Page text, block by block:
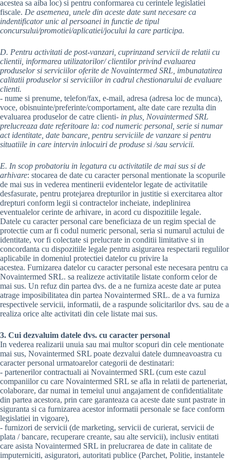
acestea sa aiba loc) si pentru conformarea cu cerintele legislatiei
fiscale. De asemenea, unele din aceste date sunt necesare ca
indentificator unic al persoanei in functie de tipul
concursului/promotiei/aplicatiei/jocului la care participa.
D. Pentru activitati de post-vanzari, cuprinzand servicii de relatii cu
clientii, informarea utilizatorilor/ clientilor privind evaluarea
produselor si serviciilor oferite de Novaintermed SRL, imbunatatirea
calitatii produselor si serviciilor in cadrul chestionarului de evaluare
clienti.
- nume si prenume, telefon/fax, e-mail, adresa (adresa loc de munca),
voce, obisnuinte/preferinte/comportament, alte date care rezulta din
evaluarea produselor de catre clienti- in plus, Novaintermed SRL
prelucreaza date referitoare la: cod numeric personal, serie si numar
act identitate, date bancare, pentru serviciile de vanzare si pentru
situatiile in care intervin inlocuiri de produse si /sau servicii.
E. In scop probatoriu in legatura cu activitatile de mai sus si de
arhivare: stocarea de date cu caracter personal mentionate la scopurile
de mai sus in vederea mentinerii evidentelor legate de activitatile
desfasurate, pentru protejarea drepturilor in justitie si exercitarea altor
drepturi conform legii si contractelor incheiate, indeplinirea
eventualelor cerinte de arhivare, in acord cu dispozitiile legale.
Datele cu caracter personal care beneficiaza de un regim special de
protectie cum ar fi codul numeric personal, seria si numarul actului de
identitate, vor fi colectate si prelucrate in conditii limitative si in
concordanta cu dispozitiile legale pentru asigurarea respectarii regulilor
aplicabile in domeniul protectiei datelor cu privire la
acestea. Furnizarea datelor cu caracter personal este necesara pentru ca
Novaintermed SRL. sa realizeze activitatile listate conform celor de
mai sus. Un refuz din partea dvs. de a ne furniza aceste date ar putea
atrage imposibilitatea din partea Novaintermed SRL. de a va furniza
respectivele servicii, informatii, de a raspunde solicitarilor dvs. sau de a
realiza orice alte activitati din cele listate mai sus.
3. Cui dezvaluim datele dvs. cu caracter personal
In vederea realizarii unuia sau mai multor scopuri din cele mentionate
mai sus, Novaintermed SRL poate dezvalui datele dumneavoastra cu
caracter personal urmatoarelor categorii de destinatari:
- partenerilor contractuali ai Novaintermed SRL (cum este cazul
companiilor cu care Novaintermed SRL se afla in relatii de parteneriat,
colaborare, dar numai in temeiul unui angajament de confidentialitate
din partea acestora, prin care garanteaza ca aceste date sunt pastrate in
siguranta si ca furnizarea acestor informatii personale se face conform
legislatiei in vigoare),
- furnizori de servicii (de marketing, servicii de curierat, servicii de
plata / bancare, recuperare creante, sau alte servicii), inclusiv entitati
care asista Novaintermed SRL in prelucrarea de date in calitate de
imputerniciti, asiguratori, autoritati publice (Parchet, Politie, instantele